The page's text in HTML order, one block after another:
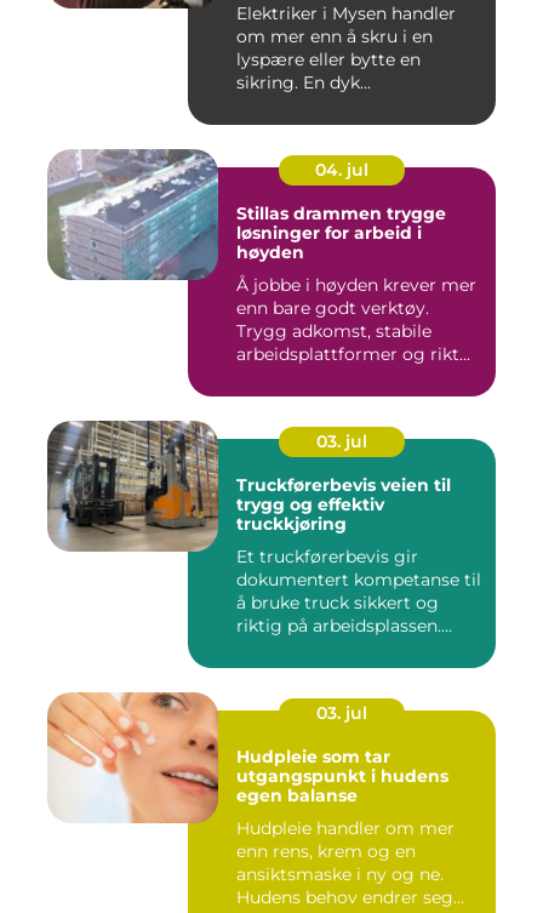
Elektriker i Mysen handler
om mer enn å skru i en
lyspære eller bytte en
sikring. En dyk...
04. jul
Stillas drammen trygge
løsninger for arbeid i
høyden
Å jobbe i høyden krever mer
enn bare godt verktøy.
Trygg adkomst, stabile
arbeidsplattformer og rikt...
03. jul
Truckførerbevis veien til
trygg og effektiv
truckkjøring
Et truckførerbevis gir
dokumentert kompetanse til
å bruke truck sikkert og
riktig på arbeidsplassen....
03. jul
Hudpleie som tar
utgangspunkt i hudens
egen balanse
Hudpleie handler om mer
enn rens, krem og en
ansiktsmaske i ny og ne.
Hudens behov endrer seg